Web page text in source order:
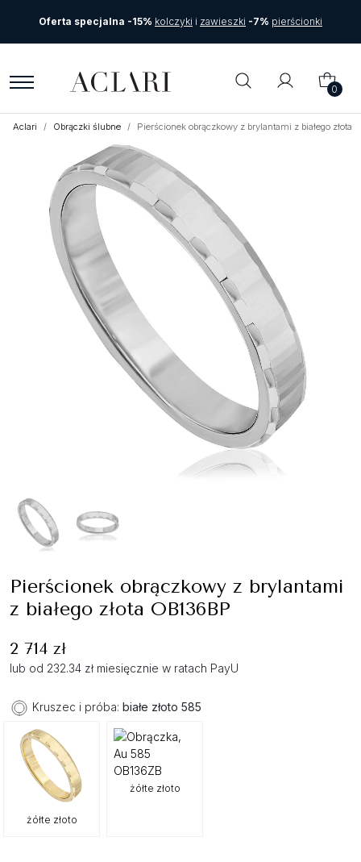
Oferta specjalna -15% kolczyki i zawieszki -7% pierścionki
0
Aclari Obrączki ślubne Pierścionek obrączkowy z brylantami z białego złota
Pierścionek obrączkowy z brylantami
z białego złota OB136BP
2 714 zł
lub od 232.34 zł miesięcznie w ratach PayU
Kruszec i próba: białe złoto 585
żółte złoto
żółte złoto